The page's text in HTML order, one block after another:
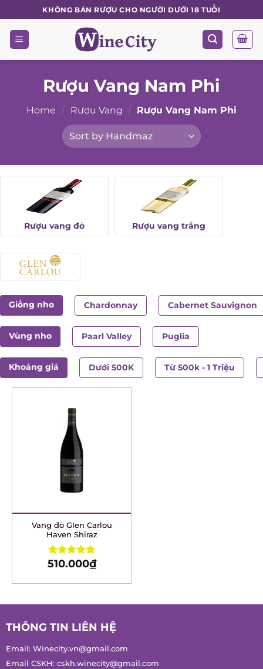
to
content
KHÔNG BÁN RƯỢU CHO NGƯỜI DƯỚI 18 TUỔI
Rượu Vang Nam Phi
Home / Rượu Vang / Rượu Vang Nam Phi
Rượu vang đỏ Rượu vang trắng
Giống nho Chardonnay Cabernet Sauvignon
Vùng nho Paarl Valley Puglia
Khoảng giá Dưới 500K Từ 500k - 1 Triệu
Vang đỏ Glen Carlou
Haven Shiraz
Rated5.00
510.000₫
THÔNG TIN LIÊN HỆ
Email: Winecity.vn@gmail.com
Email CSKH: cskh.winecity@gmail.com